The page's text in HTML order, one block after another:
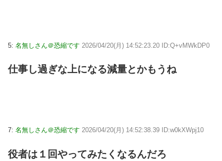
5: 名無しさん＠恐縮です 2026/04/20(月) 14:52:23.20 ID:Q+vMWkDP0
仕事し過ぎな上になる減量とかもうね
7: 名無しさん＠恐縮です 2026/04/20(月) 14:52:38.39 ID:w0kXWpj10
役者は１回やってみたくなるんだろ